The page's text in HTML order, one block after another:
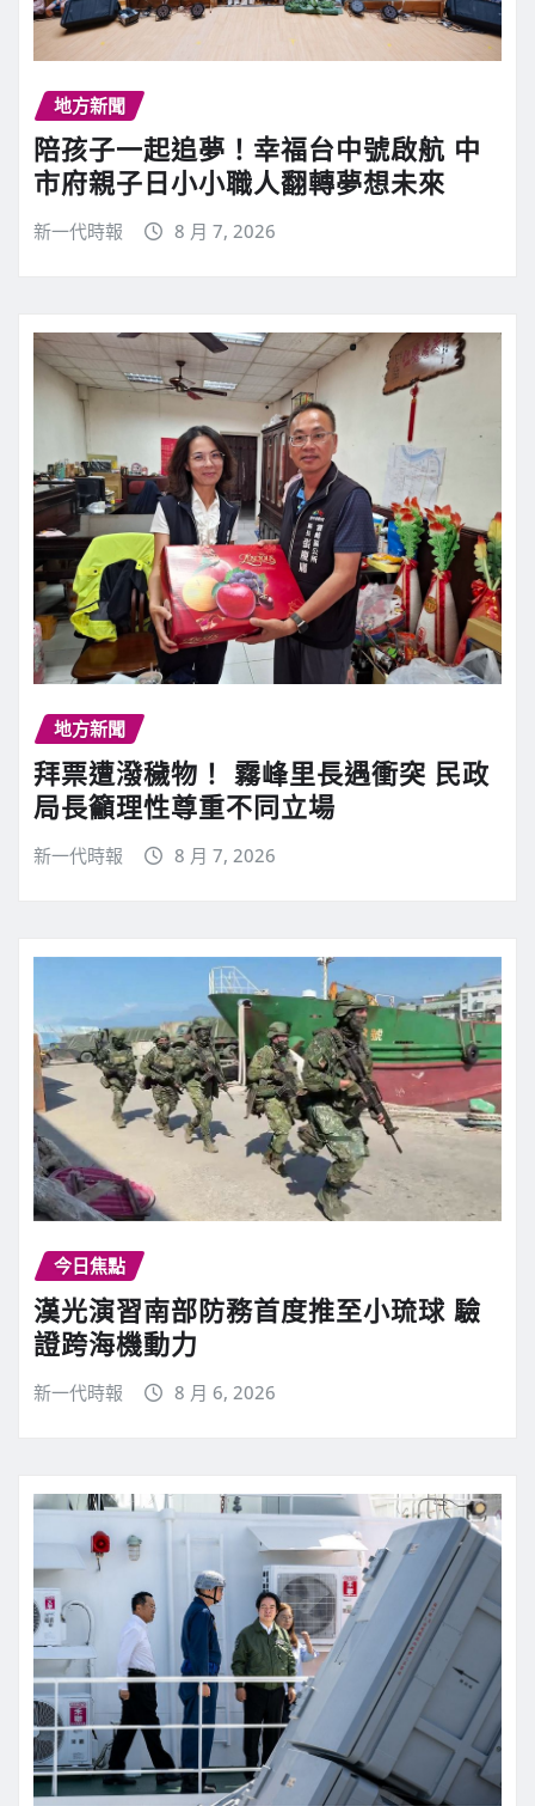
地方新聞
陪孩子一起追夢！幸福台中號啟航 中
市府親子日小小職人翻轉夢想未來
新一代時報 8 月 7, 2026
地方新聞
拜票遭潑穢物！ 霧峰里長遇衝突 民政
局長籲理性尊重不同立場
新一代時報 8 月 7, 2026
今日焦點
漢光演習南部防務首度推至小琉球 驗
證跨海機動力
新一代時報 8 月 6, 2026